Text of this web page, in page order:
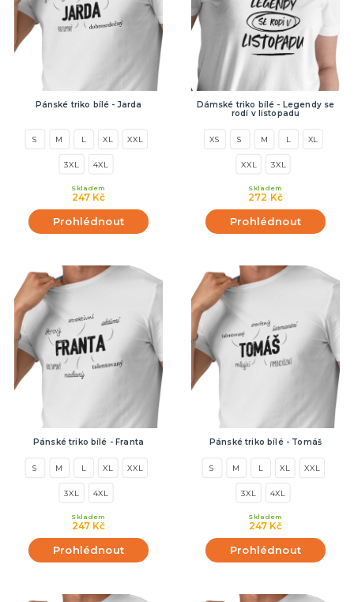
Pánské triko bílé - Jarda
S M L XL XXL
3XL 4XL
247 Kč
Skladem
Prohlédnout
Dámské triko bílé - Legendy se
rodí v listopadu
XS S M L XL
XXL 3XL
272 Kč
Skladem
Prohlédnout
Pánské triko bílé - Franta
S M L XL XXL
3XL 4XL
247 Kč
Skladem
Prohlédnout
Pánské triko bílé - Tomáš
S M L XL XXL
3XL 4XL
247 Kč
Skladem
Prohlédnout